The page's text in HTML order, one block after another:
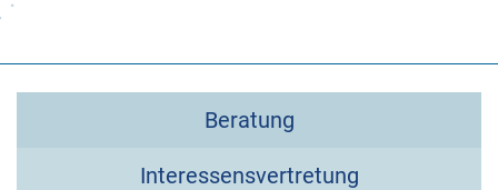
Beratung
Interessensvertretung